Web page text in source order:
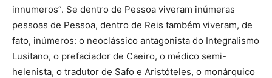
innumeros”. Se dentro de Pessoa viveram inúmeras
pessoas de Pessoa, dentro de Reis também viveram, de
fato, inúmeros: o neoclássico antagonista do Integralismo
Lusitano, o prefacia­dor de Caeiro, o médico semi-
helenista, o tradutor de Safo e Aristóteles, o monárquico